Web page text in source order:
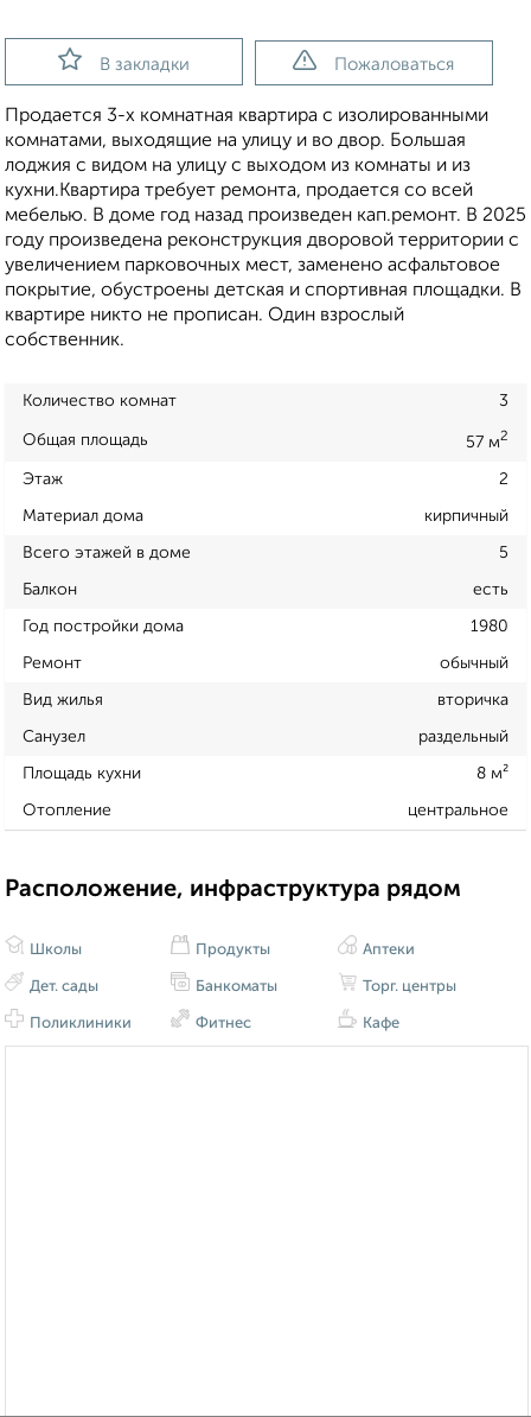
В закладки Пожаловаться
Продается 3-х комнатная квартира с изолированными
комнатами, выходящие на улицу и во двор. Большая
лоджия с видом на улицу с выходом из комнаты и из
кухни.Квартира требует ремонта, продается со всей
мебелью. В доме год назад произведен кап.ремонт. В 2025
году произведена реконструкция дворовой территории с
увеличением парковочных мест, заменено асфальтовое
покрытие, обустроены детская и спортивная площадки. В
квартире никто не прописан. Один взрослый
собственник.
Количество комнат 3
Общая площадь 57 м2
Этаж 2
Материал дома кирпичный
Всего этажей в доме 5
Балкон есть
Год постройки дома 1980
Ремонт обычный
Вид жилья вторичка
Санузел раздельный
Площадь кухни 8 м²
Отопление центральное
Расположение, инфраструктура рядом
Школы
Дет. сады
Поликлиники
Продукты
Банкоматы
Фитнес
Аптеки
Торг. центры
Кафе